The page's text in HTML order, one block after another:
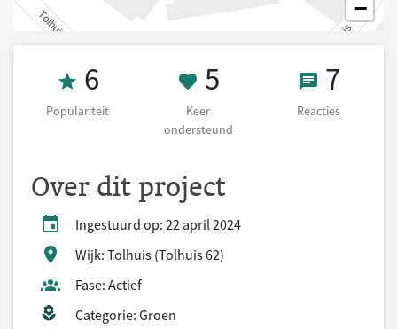
−
Populariteit 6
6
Populariteit
5 Keer
5
Keer
ondersteund
7 7
Reacties
Over dit project
Ingestuurd op: 22 april 2024
Wijk: Tolhuis (Tolhuis 62)
Fase: Actief
Categorie: Groen